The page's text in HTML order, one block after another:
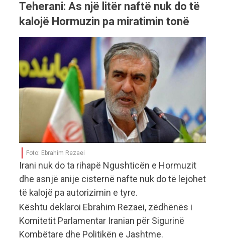
Teherani: As një litër naftë nuk do të
kalojë Hormuzin pa miratimin tonë
Foto: Ebrahim Rezaei
Irani nuk do ta rihapë Ngushticën e Hormuzit
dhe asnjë anije cisternë nafte nuk do të lejohet
të kalojë pa autorizimin e tyre.
Kështu deklaroi Ebrahim Rezaei, zëdhënës i
Komitetit Parlamentar Iranian për Sigurinë
Kombëtare dhe Politikën e Jashtme.